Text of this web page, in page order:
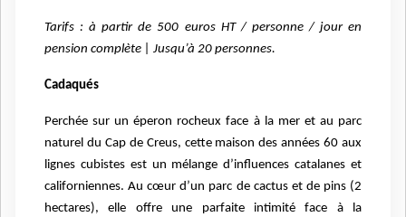
Tarifs : à partir de 500 euros HT / personne / jour en
pension complète | Jusqu’à 20 personnes.
Cadaqués
Perchée sur un éperon rocheux face à la mer et au parc
naturel du Cap de Creus, cette maison des années 60 aux
lignes cubistes est un mélange d’influences catalanes et
californiennes. Au cœur d’un parc de cactus et de pins (2
hectares), elle offre une parfaite intimité face à la